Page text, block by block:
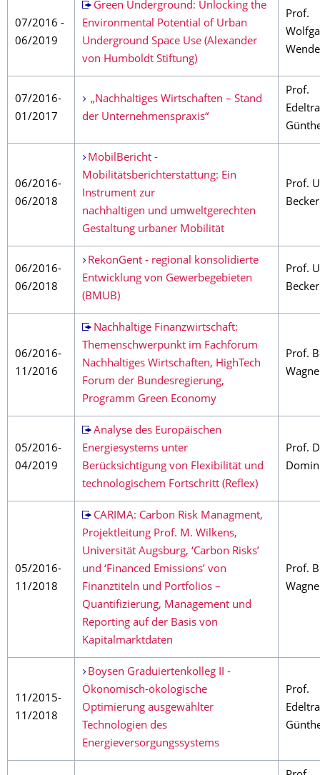
07/2016 -
06/2019
Green Underground: Unlocking the
Environmental Potential of Urban
Underground Space Use (Alexander
von Humboldt Stiftung)
Prof.
Wende
07/2016-
01/2017
„Nachhaltiges Wirtschaften – Stand
der Unternehmenspraxis“
Prof.
06/2016-
06/2018
MobilBericht -
Mobilitätsberichterstattung: Ein
Instrument zur
nachhaltigen und umweltgerechten
Gestaltung urbaner Mobilität
Prof.
Becker
06/2016-
06/2018
RekonGent - regional konsolidierte
Entwicklung von Gewerbegebieten
(BMUB)
Prof.
Becker
06/2016-
11/2016
Nachhaltige Finanzwirtschaft:
Themenschwerpunkt im Fachforum
Nachhaltiges Wirtschaften, HighTech
Forum der Bundesregierung,
Programm Green Economy
Prof.
05/2016-
04/2019
Analyse des Europäischen
Energiesystems unter
Berücksichtigung von Flexibilität und
technologischem Fortschritt (Reflex)
Prof.
05/2016-
11/2018
CARIMA: Carbon Risk Managment,
Projektleitung Prof. M. Wilkens,
Universität Augsburg, ‘Carbon Risks’
und ‘Financed Emissions’ von
Finanztiteln und Portfolios –
Quantifizierung, Management und
Reporting auf der Basis von
Kapitalmarktdaten
Prof.
11/2015-
11/2018
Boysen Graduiertenkolleg II -
Ökonomisch-ökologische
Optimierung ausgewählter
Technologien des
Energieversorgungssystems
Prof.